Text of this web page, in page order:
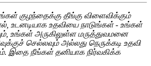
குழந்தைக்கு தீங்கு விளைவிக்கும்
உதவியை நாடுங்கள் - உங்கள்
உங்கள் அருகிலுள்ள மருத்துவமனை
செல்லவும் அல்லது நெருக்கடி உதவி
நீங்கள் தனியாக நிர்வகிக்க